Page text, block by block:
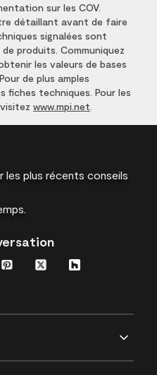
sur les COV.
détaillant avant de faire
signalées sont
produits. Communiquez
les valeurs de bases
de plus amples
fiches techniques. Pour les
www.mpi.net
les plus récents conseils